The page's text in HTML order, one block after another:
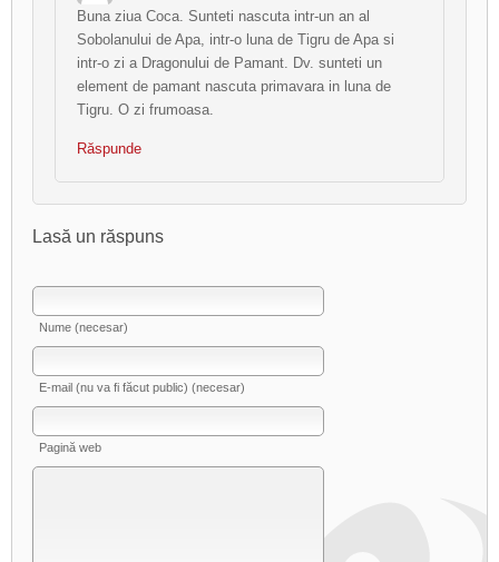
Buna ziua Coca. Sunteti nascuta intr-un an al
Sobolanului de Apa, intr-o luna de Tigru de Apa si
intr-o zi a Dragonului de Pamant. Dv. sunteti un
element de pamant nascuta primavara in luna de
Tigru. O zi frumoasa.
Răspunde
Lasă un răspuns
Nume (necesar)
E-mail (nu va fi făcut public) (necesar)
Pagină web